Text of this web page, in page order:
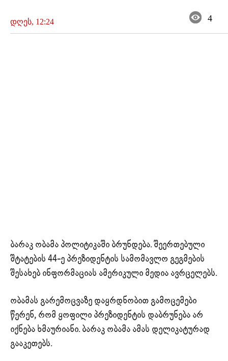
დღეს, 12:24 4
ბარაკ ობამა პოლიტიკაში ბრუნდება. შეერთებული
შტატების 44-ე პრეზიდენტის სამომავლო გეგმების
შესახებ ინფორმაციას ამერიკული მედია ავრცელებს.
ობამას გარემოცვაზე დაყრდნობით გამოცემები
წერენ, რომ ყოფილი პრეზიდენტის დაბრუნება არ
იქნება ხმაურიანი. ბარაკ ობამა ამას დელიკატურად
გააკეთებს.